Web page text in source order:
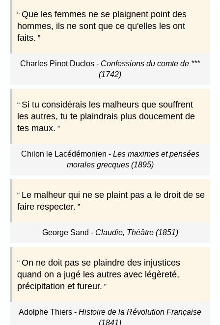
Que les femmes ne se plaignent point des
hommes, ils ne sont que ce qu'elles les ont
faits.
Charles Pinot Duclos - Confessions du comte de ***
(1742)
Si tu considérais les malheurs que souffrent
les autres, tu te plaindrais plus doucement de
tes maux.
Chilon le Lacédémonien - Les maximes et pensées
morales grecques (1895)
Le malheur qui ne se plaint pas a le droit de se
faire respecter.
George Sand - Claudie, Théâtre (1851)
On ne doit pas se plaindre des injustices
quand on a jugé les autres avec légèreté,
précipitation et fureur.
Adolphe Thiers - Histoire de la Révolution Française
(1841)